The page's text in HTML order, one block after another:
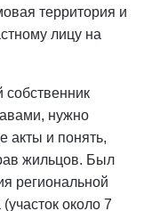
территория и
лицу на
нужно
акты и понять,
жильцов. Был
региональной
около 7